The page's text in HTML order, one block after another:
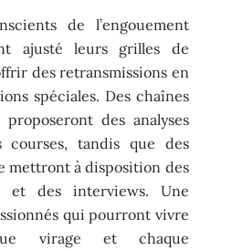
de l’engouement
ajusté leurs grilles de
des retransmissions en
spéciales. Des chaînes
des analyses
courses, tandis que des
mettront à disposition des
et des interviews. Une
qui pourront vivre
virage et chaque